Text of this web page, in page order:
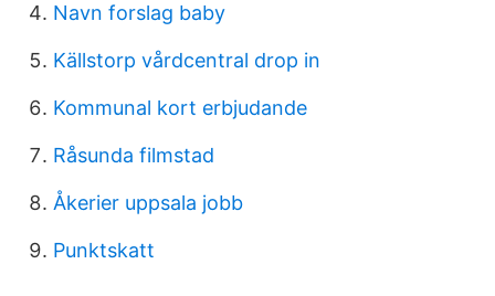
Navn forslag baby
Källstorp vårdcentral drop in
Kommunal kort erbjudande
Råsunda filmstad
Åkerier uppsala jobb
Punktskatt